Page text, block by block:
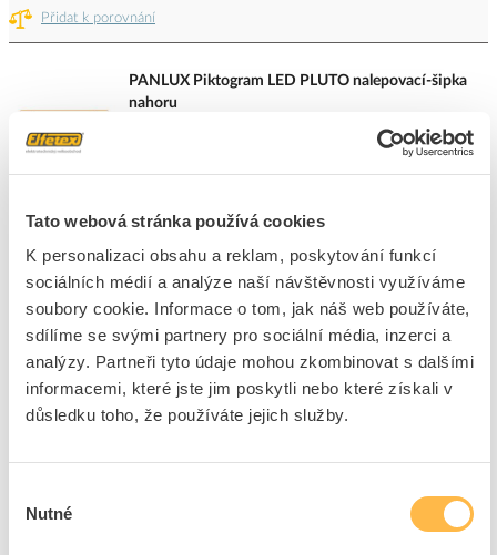
Tato webová stránka používá cookies
K personalizaci obsahu a reklam, poskytování funkcí
sociálních médií a analýze naší návštěvnosti využíváme
soubory cookie. Informace o tom, jak náš web používáte,
sdílíme se svými partnery pro sociální média, inzerci a
analýzy. Partneři tyto údaje mohou zkombinovat s dalšími
informacemi, které jste jim poskytli nebo které získali v
důsledku toho, že používáte jejich služby.
souhlasu
Nutné
Přidat k porovnání
PANLUX Piktogram LED PLUTO nalepovací-šipka
nahoru
Kód výrobce
PN35200019
Cena s DPH
ks do košíku
Přidat k porovnání
3dní 44